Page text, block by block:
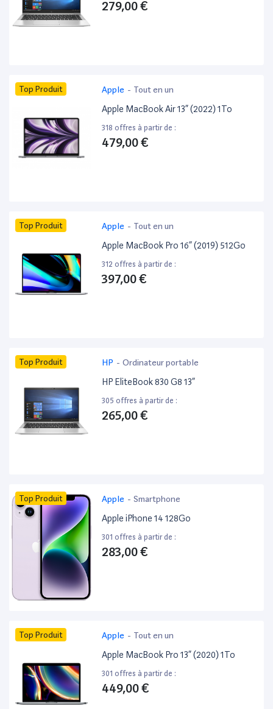
279,00 €
Top Produit Apple - Tout en un
Apple MacBook Air 13” (2022) 1To
318 offres à partir de :
479,00 €
Top Produit Apple - Tout en un
Apple MacBook Pro 16” (2019) 512Go
312 offres à partir de :
397,00 €
Top Produit HP - Ordinateur portable
HP EliteBook 830 G8 13”
305 offres à partir de :
265,00 €
Top Produit Apple - Smartphone
Apple iPhone 14 128Go
301 offres à partir de :
283,00 €
Top Produit Apple - Tout en un
Apple MacBook Pro 13” (2020) 1To
301 offres à partir de :
449,00 €